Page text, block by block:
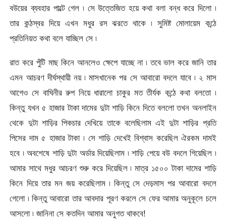
বউয়ের ব্যবহার পাল্টে গেল ৷ সে উত্তেজিত হয়ে কথা বলা বন্ধ করে দিলো ৷
তার কন্ঠস্বর দিয়ে এখন মধুর রস ঝরতে থাকে ৷ সুমিষ্ট মোলায়েম কন্ঠে
প্রতিনিয়ত কথা বলে যাচ্ছিল সে ৷
রাত করে পুঁটি মাছ কিনে আনলেও ক্ষেপে যাচ্ছে না ৷ তবে ভাল করে জানি তার
এমন আচরণ দীর্ঘস্থায়ী নয় ৷ মাসখানেক পর সে আবারো বদলে যাবে ৷ ২ মাস
আগেও সে বাঘিনীর রুপ নিয়ে ধারালো চাকুর মত তীর্যক কন্ঠে কথা বলতো ৷
কিন্তু যখন ৫ হাজার টাকা দামের দুটা শাড়ি কিনে দিতে বললো তখন অনলাইন
থেকে দুটা শাড়ির পিকচার দেখিয়ে তাকে বলেছিলাম এই দুটা শাড়ির প্রতি
পিসের দাম ৫ হাজার টাকা ৷ সে শাড়ি দেখেই বিশ্বাস করেছিল ঐরকম দামই
হবে ৷ অবশেষে শাড়ি দুটা অর্ডার দিয়েছিলাম ৷ শাড়ি পেয়ে বউ বদলে গিয়েছিল ৷
আমার সাথে মধুর আচরণ শুরু করে দিয়েছিল ৷ মাত্র ১৫০০ টাকা দামের শাড়ি
কিনে দিয়ে তার মন জয় করেছিলাম ৷ কিন্তু সে দেড়মাস পর আবারো বদলে
গেলো ৷ কিন্তু আবারো তার আবদার পূরণ করলে সে ফের আমার অনুকূলে চলে
আসলো ৷ জানিনা সে কতদিন আমার অনুগত থাকবে!